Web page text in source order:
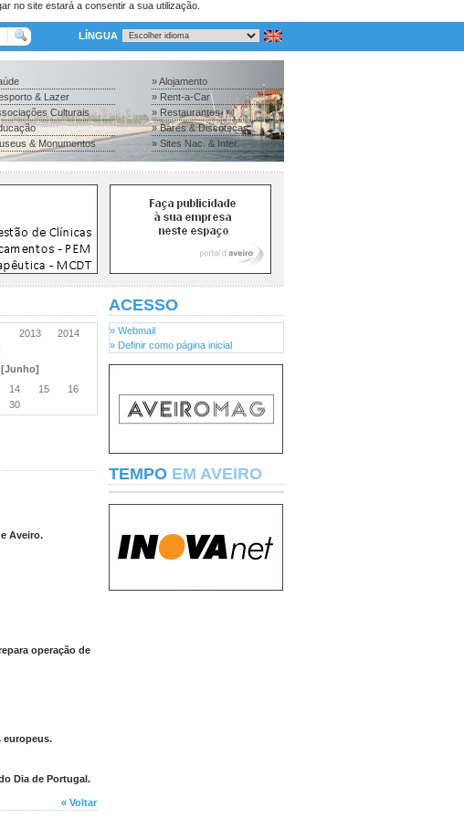
no site estará a consentir a sua utilização.
LÍNGUA
& Lazer
Culturais
& Monumentos
» Alojamento
» Rent-a-Car
» Restaurantes
» Bares & Discotecas
» Sites Nac. & Inter.
2013
2014
[Junho]
14 15
16
30
Aveiro.
operação de
europeus.
Dia de Portugal.
« Voltar
ACESSO
» Webmail
» Definir como página inicial
TEMPO EM AVEIRO